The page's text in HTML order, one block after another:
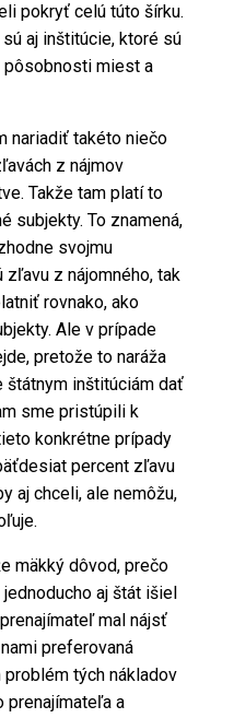
pokryť celú túto šírku.
aj inštitúcie, ktoré sú
pôsobnosti miest a
nariadiť takéto niečo
z nájmov
Takže tam platí to
subjekty. To znamená,
svojmu
z nájomného, tak
rovnako, ako
Ale v prípade
pretože to naráža
štátnym inštitúciám dať
sme pristúpili k
konkrétne prípady
percent zľavu
aj chceli, ale nemôžu,
mäkký dôvod, prečo
aj štát išiel
mal nájsť
preferovaná
tých nákladov
prenajímateľa a